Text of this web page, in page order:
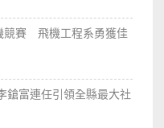
競賽 飛機工程系勇獲佳
鎗富連任引領全縣最大社